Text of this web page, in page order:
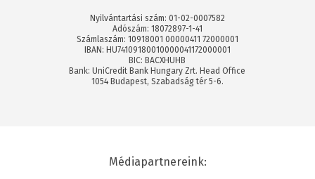
Nyilvántartási szám: 01-02-0007582
Adószám: 18072897-1-41
Számlaszám: 10918001 00000411 72000001
IBAN: HU74109180010000041172000001
BIC: BACXHUHB
Bank: UniCredit Bank Hungary Zrt. Head Office
1054 Budapest, Szabadság tér 5-6.
Médiapartnereink: